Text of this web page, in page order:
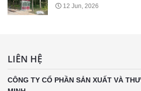
12 Jun, 2026
LIÊN HỆ
CÔNG TY CỔ PHẦN SẢN XUẤT VÀ